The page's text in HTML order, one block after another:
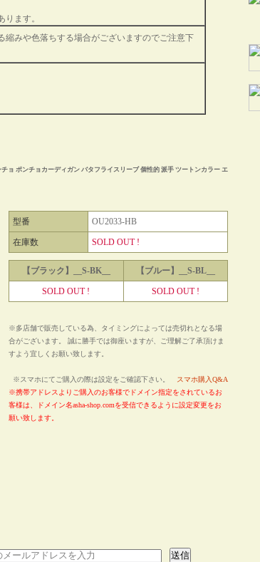
ます。
縮みや色落ちする場合がございますのでご注意下
ョ ポンチョカーディガン バタフライスリーブ 個性的 派手 ツートンカラー エ
型番 OU2033-HB
在庫数 SOLD OUT !
【ブラック】__S-BK__ 【ブルー】__S-BL__
SOLD OUT ! SOLD OUT !
※多店舗で販売している為、タイミングによっては売切れとなる場
合がございます。 誠に勝手では御座いますが、ご理解ご了承頂けま
すよう宜しくお願い致します。
※スマホにてご購入の際は設定をご確認下さい。
スマホ購入Q&A
※携帯アドレスよりご購入のお客様でドメイン指定をされているお
客様は、ドメイン名asha-shop.comを受信できるように設定変更をお
願い致します。